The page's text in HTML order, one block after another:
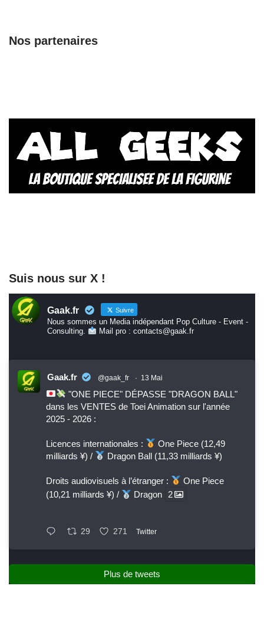
Nos partenaires
Suis nous sur X !
Gaak.fr Suivre
Nous sommes un Media indépendant Pop Culture - Event -
Consulting.
Mail pro : contacts@gaak.fr
Gaak.fr @gaak_fr · 13 Mai
"ONE PIECE" DÉPASSE "DRAGON BALL"
dans les VENTES de Toei Animation sur l'année
2025 - 2026 :
Licences internationales :
One Piece (12,49
milliards ¥) /
Dragon Ball (11,33 milliards ¥)
Droits audiovisuels à l’étranger :
One Piece
(10,21 milliards ¥) /
Dragon 2
29 271 Twitter
Plus de tweets